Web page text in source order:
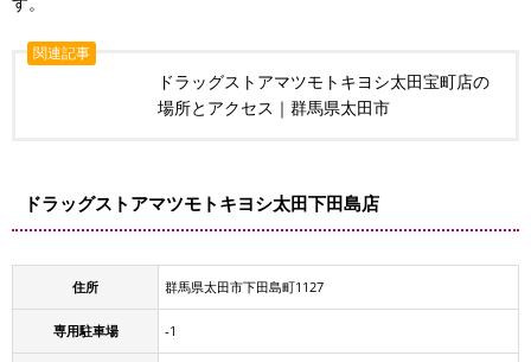
関連記事
ドラッグストアマツモトキヨシ太田宝町店の
場所とアクセス｜群馬県太田市
ドラッグストアマツモトキヨシ太田下田島店
住所 群馬県太田市下田島町1127
専用駐車場 -1